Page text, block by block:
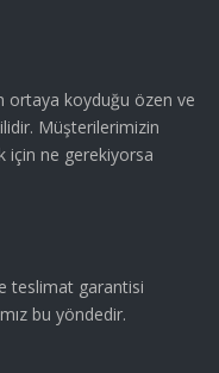
ortaya koyduğu özen ve
Müşterilerimizin
için ne gerekiyorsa
teslimat garantisi
bu yöndedir.